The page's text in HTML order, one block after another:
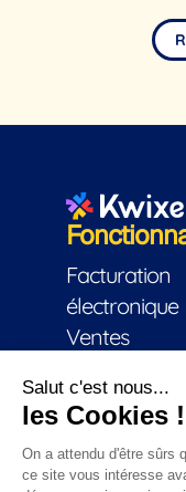
Facturation
électronique
Ventes
CRM
Trésorerie
Stock